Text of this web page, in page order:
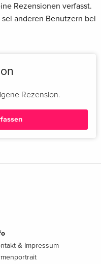
Rezensionen verfasst.
anderen Benutzern bei
Rezension.
& Impressum